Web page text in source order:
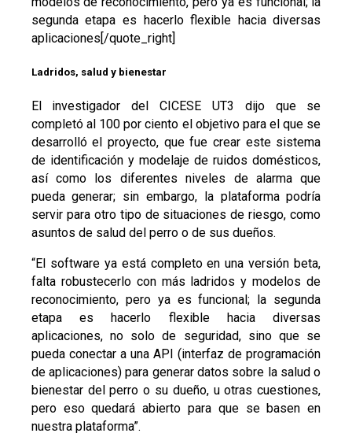
segunda etapa es hacerlo flexible hacia diversas
aplicaciones[/quote_right]
Ladridos, salud y bienestar
El investigador del CICESE UT3 dijo que se
completó al 100 por ciento el objetivo para el que se
desarrolló el proyecto, que fue crear este sistema
de identificación y modelaje de ruidos domésticos,
así como los diferentes niveles de alarma que
pueda generar; sin embargo, la plataforma podría
servir para otro tipo de situaciones de riesgo, como
asuntos de salud del perro o de sus dueños.
“El software ya está completo en una versión beta,
falta robustecerlo con más ladridos y modelos de
reconocimiento, pero ya es funcional; la segunda
etapa es hacerlo flexible hacia diversas
aplicaciones, no solo de seguridad, sino que se
pueda conectar a una API (interfaz de programación
de aplicaciones) para generar datos sobre la salud o
bienestar del perro o su dueño, u otras cuestiones,
pero eso quedará abierto para que se basen en
nuestra plataforma”.